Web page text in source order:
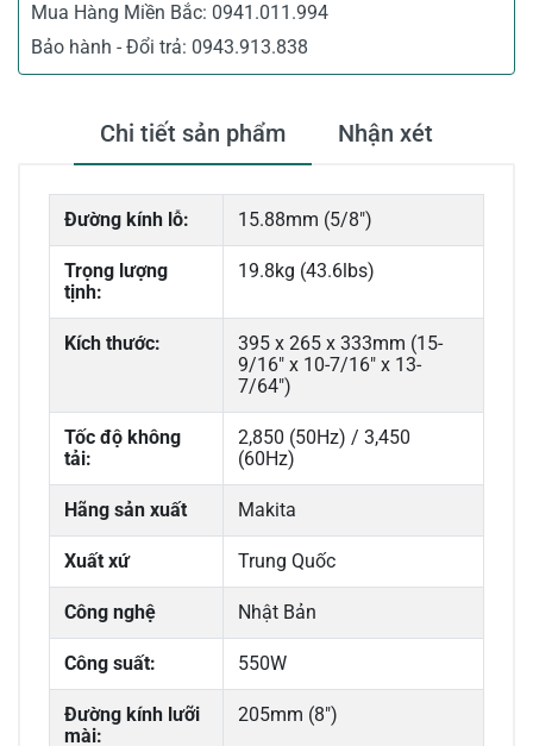
Mua Hàng Miền Bắc: 0941.011.994
Bảo hành - Đổi trả: 0943.913.838
Chi tiết sản phẩm Nhận xét
Đường kính lỗ: 15.88mm (5/8")
Trọng lượng
tịnh:
19.8kg (43.6lbs)
Kích thước:
395 x 265 x 333mm (15-
9/16" x 10-7/16" x 13-
7/64")
Tốc độ không
tải:
2,850 (50Hz) / 3,450
(60Hz)
Hãng sản xuất Makita
Xuất xứ Trung Quốc
Công nghệ Nhật Bản
Công suất: 550W
Đường kính lưỡi
mài:
205mm (8")